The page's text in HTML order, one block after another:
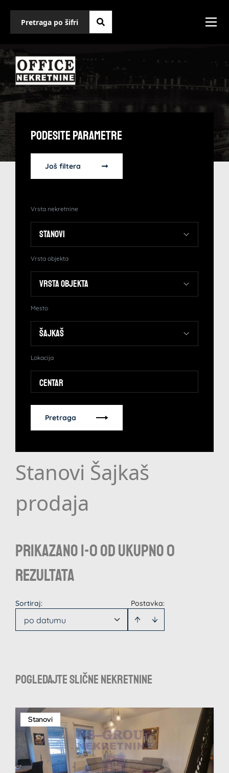
Podesite Parametre
Još filtera
Vrsta nekretnine
Vrsta objekta
Mesto
Lokacija
Centar
Pretraga
Stanovi Šajkaš
prodaja
Prikazano 1-0 od ukupno 0
rezultata
Postavka:
Sortiraj:
po datumu
Pogledajte slične nekretnine
Stanovi